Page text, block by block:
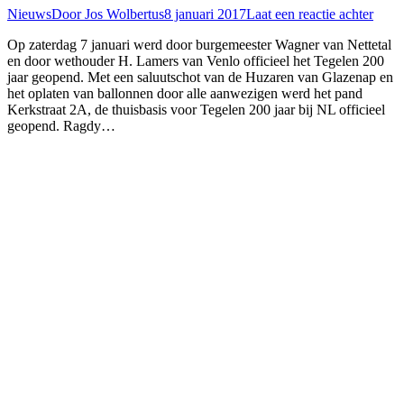
NieuwsDoorJos Wolbertus8 januari 2017Laat een reactie achter
Op zaterdag 7 januari werd door burgemeester Wagner van Nettetal
en door wethouder H. Lamers van Venlo officieel het Tegelen 200
jaar geopend. Met een saluutschot van de Huzaren van Glazenap en
het oplaten van ballonnen door alle aanwezigen werd het pand
Kerkstraat 2A, de thuisbasis voor Tegelen 200 jaar bij NL officieel
geopend. Ragdy…